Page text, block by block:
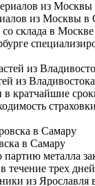
из Москвы в
склада в
из
в кратчайшие
в Самару
металла
течение трех